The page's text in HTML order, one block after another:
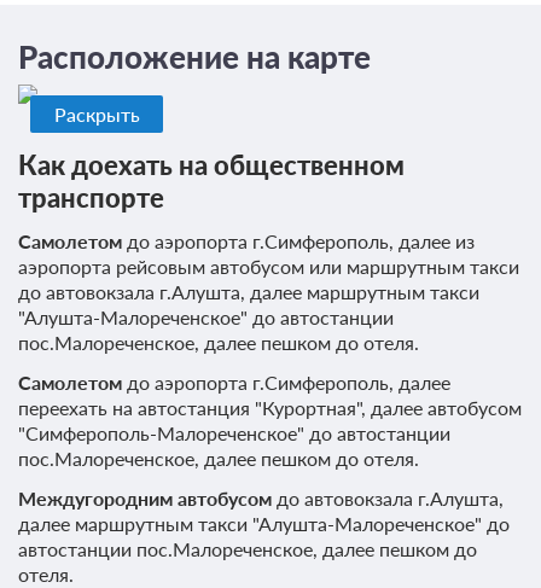
Расположение на карте
Раскрыть
Как доехать на общественном
транспорте
Самолетом до аэропорта г.Симферополь, далее из
аэропорта рейсовым автобусом или маршрутным такси
до автовокзала г.Алушта, далее маршрутным такси
"Алушта-Малореченское" до автостанции
пос.Малореченское, далее пешком до отеля.
Самолетом до аэропорта г.Симферополь, далее
переехать на автостанция "Курортная", далее автобусом
"Симферополь-Малореченское" до автостанции
пос.Малореченское, далее пешком до отеля.
Междугородним автобусом до автовокзала г.Алушта,
далее маршрутным такси "Алушта-Малореченское" до
автостанции пос.Малореченское, далее пешком до
отеля.